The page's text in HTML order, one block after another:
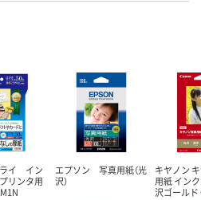
イ イン
リンタ用
エプソン 写真用紙（光
沢）
キヤノン
用紙 イン
沢ゴール